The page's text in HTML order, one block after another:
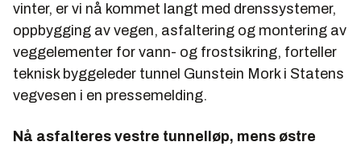
vinter, er vi nå kommet langt med drenssystemer,
oppbygging av vegen, asfaltering og montering av
veggelementer for vann- og frostsikring, forteller
teknisk byggeleder tunnel Gunstein Mork i Statens
vegvesen i en pressemelding.
Nå asfalteres vestre tunnelløp, mens østre